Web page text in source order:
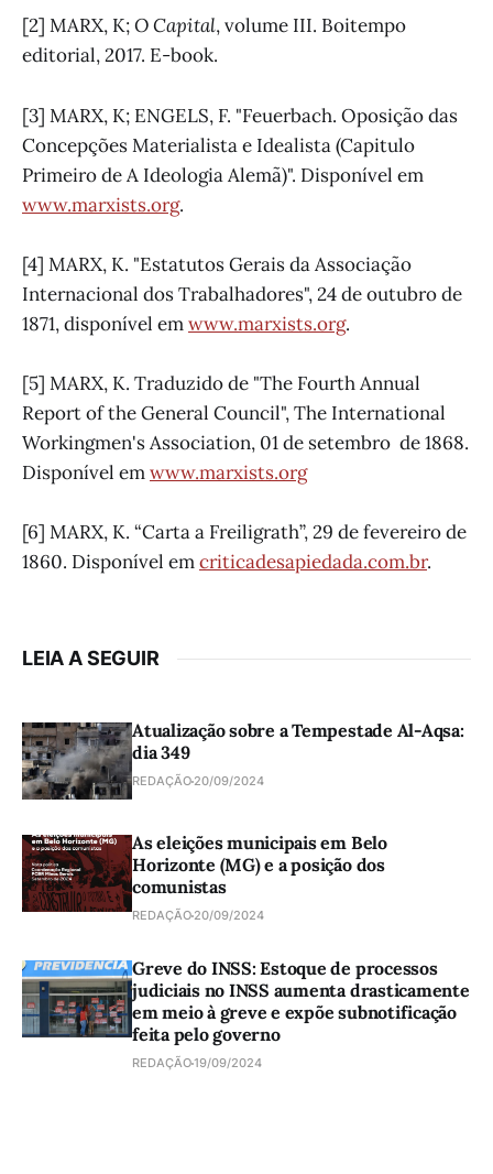
[2] MARX, K;O Capital, volume III. Boitempo
editorial, 2017. E-book.
[3] MARX, K; ENGELS, F. "Feuerbach. Oposição das
Concepções Materialista e Idealista (Capitulo
Primeiro de A Ideologia Alemã)". Disponível em
www.marxists.org.
[4] MARX, K. "Estatutos Gerais da Associação
Internacional dos Trabalhadores", 24 de outubro de
1871, disponível emwww.marxists.org.
[5] MARX, K. Traduzido de "The Fourth Annual
Report of the General Council", The International
Workingmen's Association, 01 de setembro de 1868.
Disponível emwww.marxists.org
[6] MARX, K. “Carta a Freiligrath”, 29 de fevereiro de
1860. Disponível emcriticadesapiedada.com.br.
LEIA A SEGUIR
Atualização sobre a Tempestade Al-Aqsa:
dia 349
REDAÇÃO 20/09/2024
As eleições municipais em Belo
Horizonte (MG) e a posição dos
comunistas
REDAÇÃO 20/09/2024
Greve do INSS: Estoque de processos
judiciais no INSS aumenta drasticamente
em meio à greve e expõe subnotificação
feita pelo governo
REDAÇÃO19/09/2024